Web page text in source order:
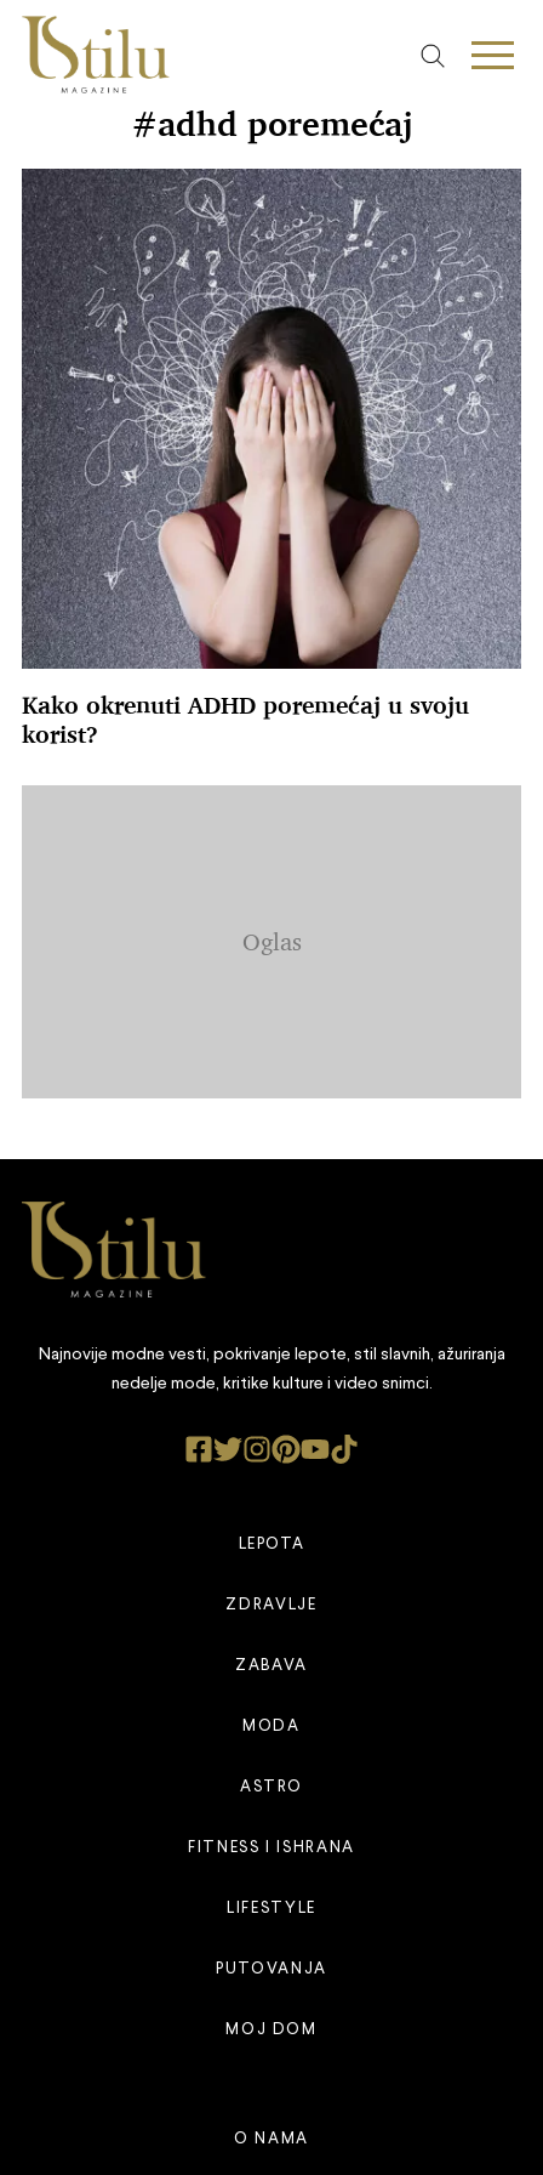
#adhd poremećaj
Kako okrenuti ADHD poremećaj u svoju
korist?
Najnovije modne vesti, pokrivanje lepote, stil slavnih, ažuriranja
nedelje mode, kritike kulture i video snimci.
LEPOTA
ZDRAVLJE
ZABAVA
MODA
ASTRO
FITNESS I ISHRANA
LIFESTYLE
PUTOVANJA
MOJ DOM
O NAMA